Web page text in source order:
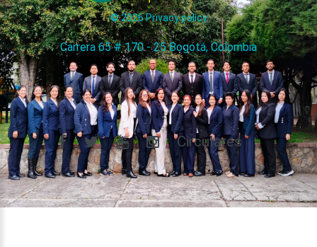
©2026Privacy policy
Carrera 65 # 170 - 25 Bogotá, Colombia
Circulares